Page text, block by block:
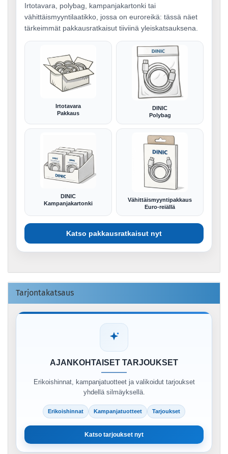
Irtotavara, polybag, kampanjakartonki tai
vähittäismyyntilaatikko, jossa on euroreikä: tässä näet
tärkeimmät pakkausratkaisut tiiviinä yleiskatsauksena.
Irtotavara
Pakkaus
DINIC
Polybag
DINIC
Kampanjakartonki
Vähittäismyyntipakkaus
Euro-reiällä
Katso pakkausratkaisut nyt
Tarjontakatsaus
AJANKOHTAISET TARJOUKSET
Erikoishinnat, kampanjatuotteet ja valikoidut tarjoukset
yhdellä silmäyksellä.
Erikoishinnat Kampanjatuotteet Tarjoukset
Katso tarjoukset nyt